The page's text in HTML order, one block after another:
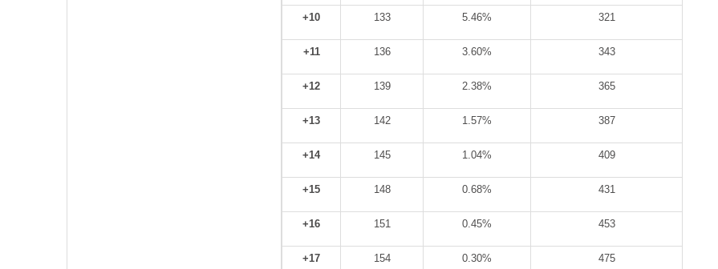
+10 133 5.46% 321
+11 136 3.60% 343
+12 139 2.38% 365
+13 142 1.57% 387
+14 145 1.04% 409
+15 148 0.68% 431
+16 151 0.45% 453
+17 154 0.30% 475